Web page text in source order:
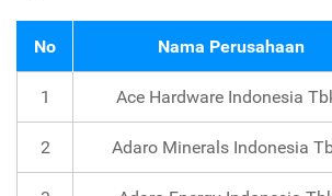
No Nama Perusahaan
1 Ace Hardware Indonesia
2 Adaro Minerals Indonesia